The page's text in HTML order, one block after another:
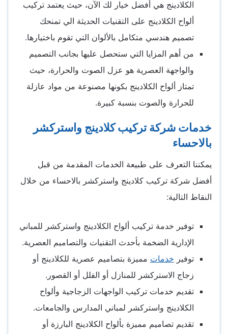
الكلادينج هي أفضل خيار لك الآن، حيث يعتمد تركيب
ألواح الكلادينج على التقنيات الحديثة الي تمنحك
تصميم هندسي متكامل بالألوان التي تقوم باختيارها.
من أهم المزايا التي ستحصل عليها بجانب التصميم
والواجهة العصرية هو عزل الصوت والحرارة، حيث
تمتاز ألواح الكلادينج بكونها مصنوعة من مواد عازلة
للحرارة والصوت بنسبة كبيرة.
خدمات شركة تركيب كلادينج واستركشر
بالاحساء
يمكننا التعرف على طبيعة الخدمات المقدمة من قبل
أفضل شركة تركيب كلادينج واستركشر بالاحساء من خلال
النقاط التالية:
توفير خدمة تركيب ألواح الكلادينج واستركشر للمباني
الإدارية الضخمة بأحدث التقنيات والتصاميم العصرية.
توفير خدمات مميزة بتصاميم عصرية للكلادينج أو
زجاج الاستركشر للمنازل أو الفلل أو القصور.
تقديم خدمات تركيب الواجهات الزجاجية وألواح
الكلادينج واستركشر لمباني المدارس والجامعات.
تقديم تصاميم مميزة بألواح الكلادينج البارزة أو